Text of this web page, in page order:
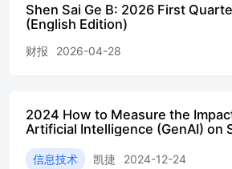
creates outputs, agentic systems can
impact real-world environments
communication), (2) the
benefit significantly, for example
renewing policies),potentially
internal operations (back office),
Shen Sai Ge B: 2026 First
(English Edition)
财报 2026-04-28
2024 How to Measure the
Artificial Intelligence (GenAI) on
信息技术 凯捷 2024-12-24